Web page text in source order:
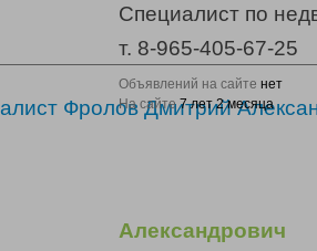
Специалист по
т. 8-965-405-67-25
Объявлений на сайте нет
На сайте7 лет 2 месяца
Александрович